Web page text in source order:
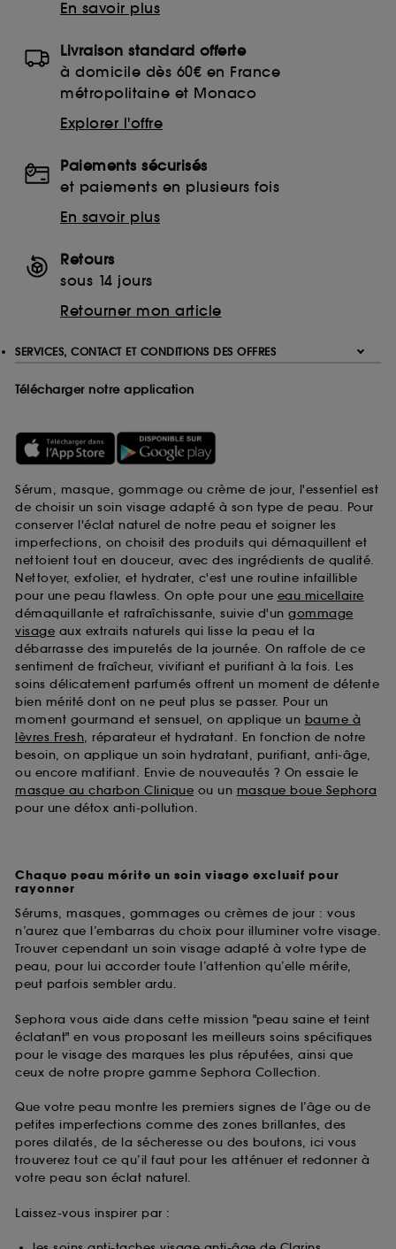
En savoir plus
Livraison standard offerte
à domicile dès 60€ en France
métropolitaine et Monaco
Explorer l'offre
Paiements sécurisés
et paiements en plusieurs fois
En savoir plus
Retours
sous 14 jours
Retourner mon article
SERVICES, CONTACT ET CONDITIONS DES OFFRES
Télécharger notre application
Sérum, masque, gommage ou crème de jour, l'essentiel est
de choisir un soin visage adapté à son type de peau. Pour
conserver l'éclat naturel de notre peau et soigner les
imperfections, on choisit des produits qui démaquillent et
nettoient tout en douceur, avec des ingrédients de qualité.
Nettoyer, exfolier, et hydrater, c'est une routine infaillible
pour une peau flawless. On opte pour une eau micellaire
démaquillante et rafraîchissante, suivie d'un gommage
visage aux extraits naturels qui lisse la peau et la
débarrasse des impuretés de la journée. On raffole de ce
sentiment de fraîcheur, vivifiant et purifiant à la fois. Les
soins délicatement parfumés offrent un moment de détente
bien mérité dont on ne peut plus se passer. Pour un
moment gourmand et sensuel, on applique un baume à
lèvres Fresh, réparateur et hydratant. En fonction de notre
besoin, on applique un soin hydratant, purifiant, anti-âge,
ou encore matifiant. Envie de nouveautés ? On essaie le
masque au charbon Clinique ou un masque boue Sephora
pour une détox anti-pollution.
Chaque peau mérite un soin visage exclusif pour
rayonner
Sérums, masques, gommages ou crèmes de jour : vous
n’aurez que l’embarras du choix pour illuminer votre visage.
Trouver cependant un soin visage adapté à votre type de
peau, pour lui accorder toute l’attention qu’elle mérite,
peut parfois sembler ardu.
Sephora vous aide dans cette mission "peau saine et teint
éclatant" en vous proposant les meilleurs soins spécifiques
pour le visage des marques les plus réputées, ainsi que
ceux de notre propre gamme Sephora Collection.
Que votre peau montre les premiers signes de l’âge ou de
petites imperfections comme des zones brillantes, des
pores dilatés, de la sécheresse ou des boutons, ici vous
trouverez tout ce qu’il faut pour les atténuer et redonner à
votre peau son éclat naturel.
Laissez-vous inspirer par :